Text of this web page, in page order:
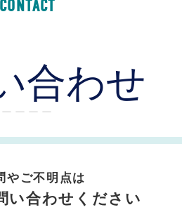
CONTACT
合わせ
ー ー ー ー
やご不明点は
い合わせください